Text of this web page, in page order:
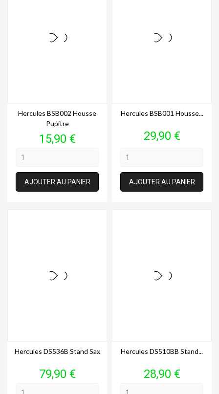
Hercules BSB002 Housse
Pupitre
Prix
15,90 €
AJOUTER AU PANIER
Hercules BSB001 Housse...
Prix
29,90 €
AJOUTER AU PANIER
Hercules DS536B Stand Sax
Prix
79,90 €
Hercules DS510BB Stand...
Prix
28,90 €